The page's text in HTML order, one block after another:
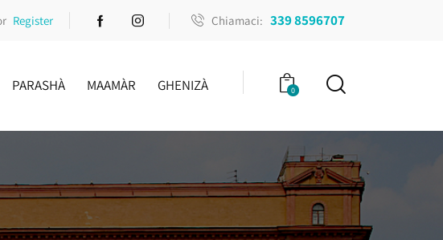
Register Chiamaci: 339 8596707
PARASHÀ MAAMÀR GHENIZÀ 0